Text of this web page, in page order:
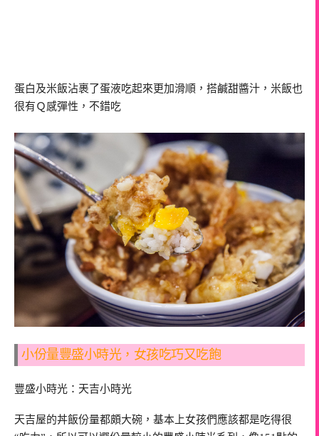
蛋白及米飯沾裹了蛋液吃起來更加滑順，搭鹹甜醬汁，米飯也
很有Ｑ感彈性，不錯吃
小份量豐盛小時光，女孩吃巧又吃飽
豐盛小時光：天吉小時光
天吉屋的丼飯份量都頗大碗，基本上女孩們應該都是吃得很